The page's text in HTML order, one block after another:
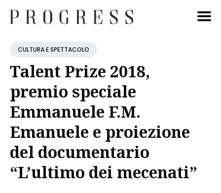
Cerca
CULTURA E SPETTACOLO
Talent Prize 2018,
premio speciale
Emmanuele F.M.
Emanuele e proiezione
del documentario
“L’ultimo dei mecenati”